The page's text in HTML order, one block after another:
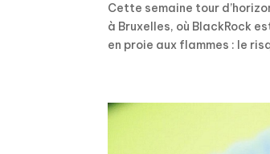
Cette semaine tour
à Bruxelles, où BlackRock
en proie aux flammes : le